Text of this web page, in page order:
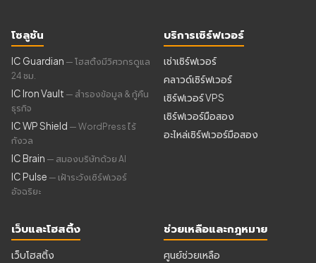
โซลูชัน
IC Guardian — โฮสติ้งมีวิศวกรดูแล
24 ชม.
IC Iron Vault — สำรองข้อมูล & กู้คืน
ธุรกิจ
IC WP Shield — WordPress ไร้
กังวล
IC Brain — สมองบริษัทด้วย AI
IC Pulse — เฝ้าระวังเซิร์ฟเวอร์
อัจฉริยะ
บริการเซิร์ฟเวอร์
เช่าเซิร์ฟเวอร์
คลาวด์เซิร์ฟเวอร์
เซิร์ฟเวอร์ VPS
เซิร์ฟเวอร์มือสอง
อะไหล่เซิร์ฟเวอร์มือสอง
เว็บและโฮสติ้ง
เว็บโฮสติ้ง
ช่วยเหลือและกฎหมาย
ศูนย์ช่วยเหลือ